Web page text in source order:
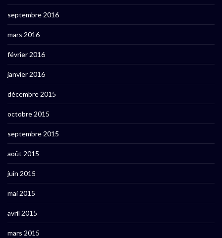
septembre 2016
mars 2016
février 2016
janvier 2016
décembre 2015
octobre 2015
septembre 2015
août 2015
juin 2015
mai 2015
avril 2015
mars 2015